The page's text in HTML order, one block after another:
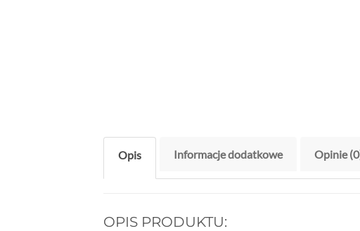
Opis Informacje dodatkowe Opinie
OPIS PRODUKTU: